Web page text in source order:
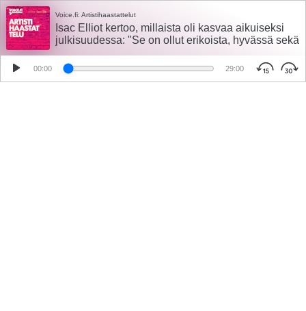
Voice.fi: Artistihaastattelut
Isac Elliot kertoo, millaista oli kasvaa aikuiseksi
julkisuudessa: "Se on ollut erikoista, hyvässä sekä
00:00 29:00